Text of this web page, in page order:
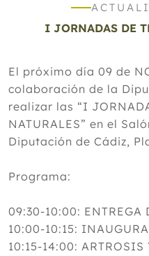
I JORNADAS DE
El próximo día 09 de
colaboración de la
realizar las “I
NATURALES” en el
Diputación de Cádiz,
Programa:
09:30-10:00: ENTREGA
10:00-10:15:
10:15-14:00: